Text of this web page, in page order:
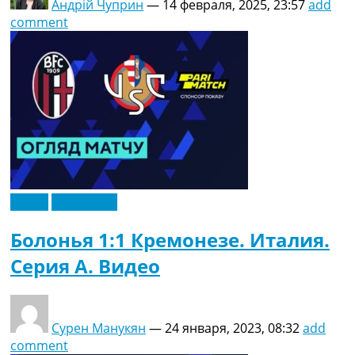
Андрій Чуприн — 14 февраля, 2025, 23:57add
comment
Болонья 1:1 Кремонезе. Италия.
Серия A. Видео
Сурен Манукян —24 января, 2023, 08:32add
comment